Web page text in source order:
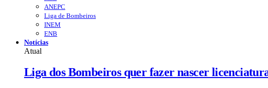
ANEPC
Liga de Bombeiros
INEM
ENB
Notícias
Atual
Liga dos Bombeiros quer fazer nascer